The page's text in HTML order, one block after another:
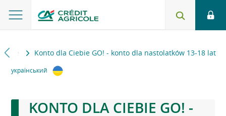
Konto dla Ciebie GO! - konto dla nastolatków 13-18 lat
український
KONTO DLA CIEBIE GO! -